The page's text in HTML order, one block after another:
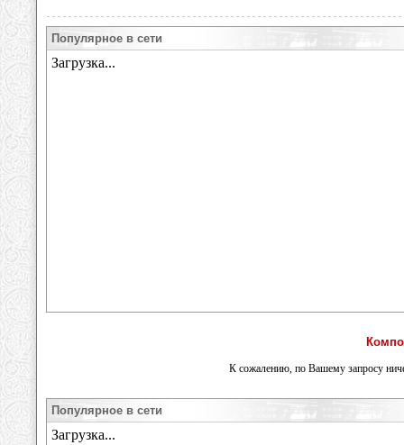
Популярное в сети
К сожалению, по Вашему запросу
Популярное в сети